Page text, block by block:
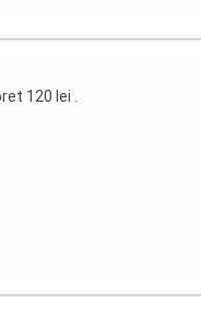
120 lei .